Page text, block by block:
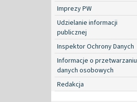
Imprezy PW
Udzielanie informacji
publicznej
Inspektor Ochrony Danych
Informacje o przetwarzaniu
danych osobowych
Redakcja